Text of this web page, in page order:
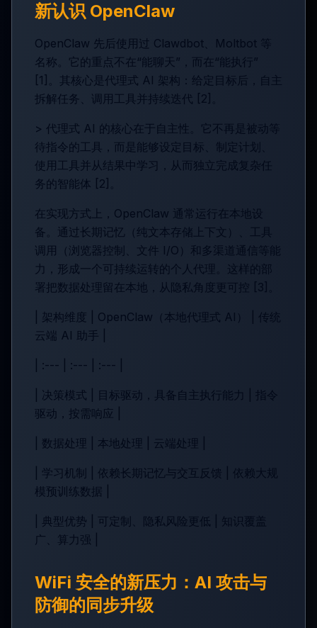
新认识 OpenClaw
OpenClaw 先后使用过 Clawdbot、Moltbot 等
名称。它的重点不在“能聊天”，而在“能执行”
[1]。其核心是代理式 AI 架构：给定目标后，自主
拆解任务、调用工具并持续迭代 [2]。
> 代理式 AI 的核心在于自主性。它不再是被动等
待指令的工具，而是能够设定目标、制定计划、
使用工具并从结果中学习，从而独立完成复杂任
务的智能体 [2]。
在实现方式上，OpenClaw 通常运行在本地设
备。通过长期记忆（纯文本存储上下文）、工具
调用（浏览器控制、文件 I/O）和多渠道通信等能
力，形成一个可持续运转的个人代理。这样的部
署把数据处理留在本地，从隐私角度更可控 [3]。
| 架构维度 | OpenClaw（本地代理式 AI） | 传统
云端 AI 助手 |
| :--- | :--- | :--- |
| 决策模式 | 目标驱动，具备自主执行能力 | 指令
驱动，按需响应 |
| 数据处理 | 本地处理 | 云端处理 |
| 学习机制 | 依赖长期记忆与交互反馈 | 依赖大规
模预训练数据 |
| 典型优势 | 可定制、隐私风险更低 | 知识覆盖
广、算力强 |
WiFi 安全的新压力：AI 攻击与
防御的同步升级